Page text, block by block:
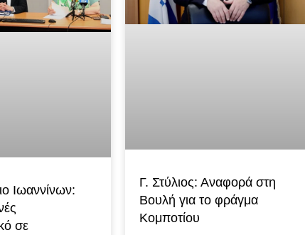
Ιωαννίνων:
σε
Γ. Στύλιος: Αναφορά στη
Βουλή για το φράγμα
Κομποτίου